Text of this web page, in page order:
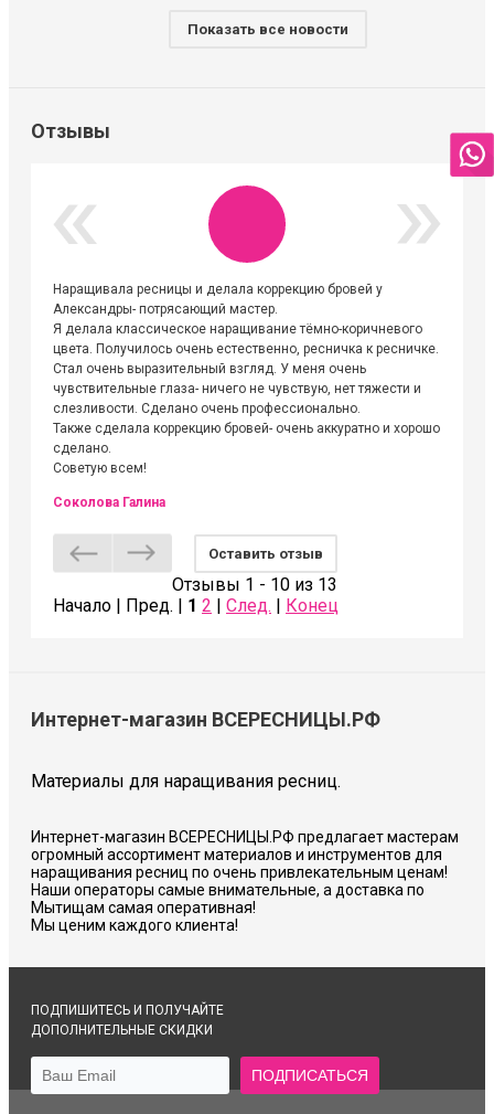
Показать все новости
Отзывы
Наращивала ресницы и делала коррекцию бровей у
Александры- потрясающий мастер.
Я делала классическое наращивание тёмно-коричневого
цвета. Получилось очень естественно, ресничка к ресничке.
Стал очень выразительный взгляд. У меня очень
чувствительные глаза- ничего не чувствую, нет тяжести и
слезливости. Сделано очень профессионально.
Также сделала коррекцию бровей- очень аккуратно и хорошо
сделано.
Советую всем!
Соколова Галина
Оставить отзыв
Отзывы 1 - 10 из 13
Начало | Пред. | 1 2 | След. | Конец
Интернет-магазин ВСЕРЕСНИЦЫ.РФ
Материалы для наращивания ресниц.
Интернет-магазин ВСЕРЕСНИЦЫ.РФ предлагает мастерам
огромный ассортимент материалов и инструментов для
наращивания ресниц по очень привлекательным ценам!
Наши операторы самые внимательные, а доставка по
Мытищам самая оперативная!
Мы ценим каждого клиента!
ПОДПИШИТЕСЬ И ПОЛУЧАЙТЕ
ДОПОЛНИТЕЛЬНЫЕ СКИДКИ